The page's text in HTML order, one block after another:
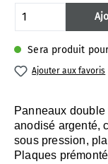
Sera produit
Quantité
Ajouter aux favoris
Panneaux
anodisé argenté,
sous pression,
Plaques